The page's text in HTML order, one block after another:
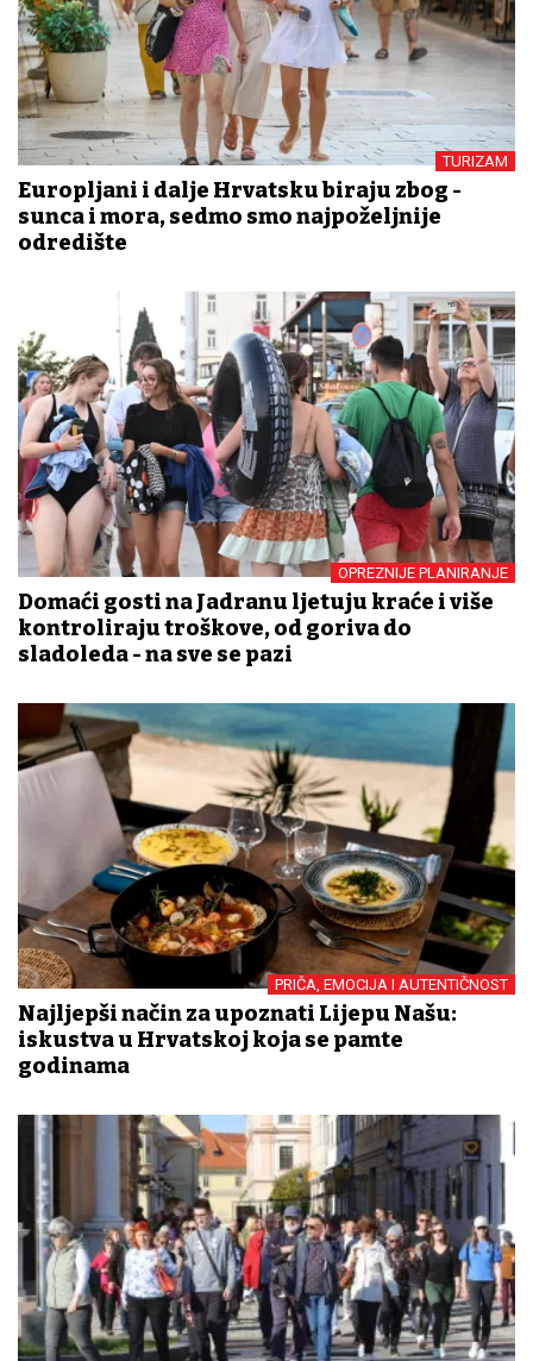
TURIZAM
Europljani i dalje Hrvatsku biraju zbog -
sunca i mora, sedmo smo najpoželjnije
odredište
OPREZNIJE PLANIRANJE
Domaći gosti na Jadranu ljetuju kraće i više
kontroliraju troškove, od goriva do
sladoleda - na sve se pazi
PRIČA, EMOCIJA I AUTENTIČNOST
Najljepši način za upoznati Lijepu Našu:
iskustva u Hrvatskoj koja se pamte
godinama